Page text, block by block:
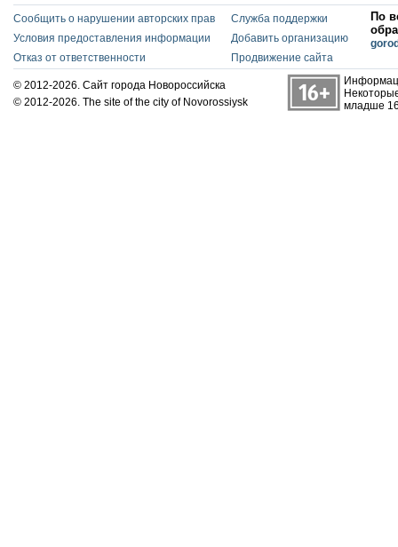
Сообщить о нарушении авторских прав
Условия предоставления информации
Отказ от ответственности
Служба поддержки
Добавить организацию
Продвижение сайта
По
© 2012-2026. Сайт города Новороссийска
© 2012-2026. The site of the city of Novorossiysk
младше